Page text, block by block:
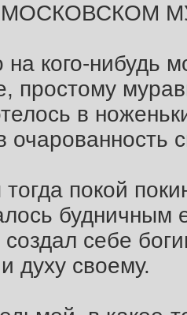
кого-нибудь
простому
в
очарованность
покой
будничным
себе
духу своему.